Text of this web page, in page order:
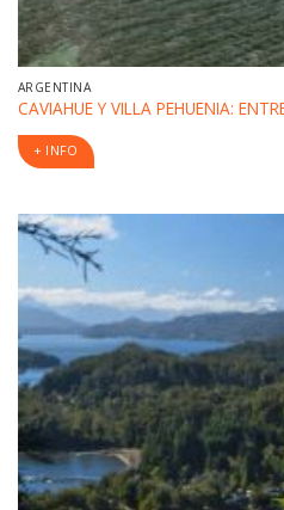
ARGENTINA
CAVIAHUE Y VILLA PEHUENIA:
+ INFO